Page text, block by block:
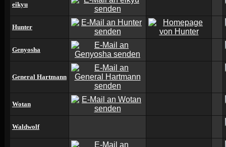
eikyu
Hunter
Genyosha
General Hartmann
Wotan
Waldwolf